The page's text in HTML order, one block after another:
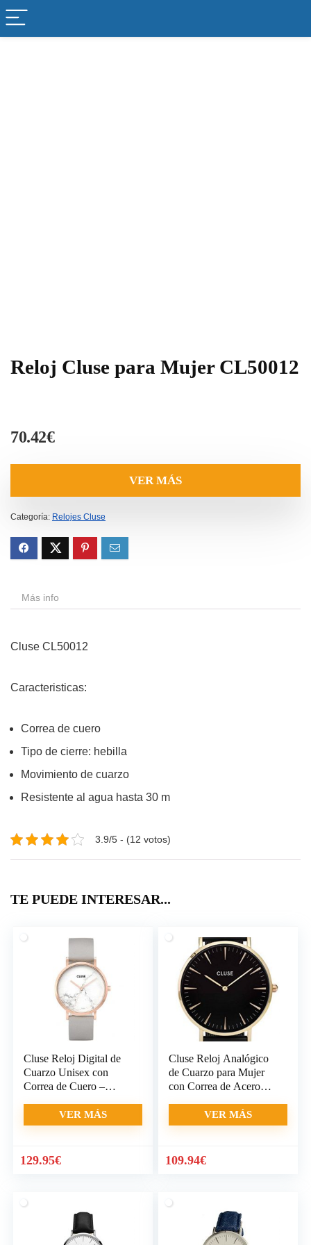
Reloj Cluse para Mujer CL50012
70.42€
VER MÁS
Categoría: Relojes Cluse
Más info
Cluse CL50012
Caracteristicas:
Correa de cuero
Tipo de cierre: hebilla
Movimiento de cuarzo
Resistente al agua hasta 30 m
3.9/5 - (12 votos)
TE PUEDE INTERESAR...
Cluse Reloj Digital de
Cuarzo Unisex con
Correa de Cuero –
VER MÁS
129.95€
Cluse Reloj Analógico
de Cuarzo para Mujer
con Correa de Acero
VER MÁS
El
era:
109.94€El
109.94€.